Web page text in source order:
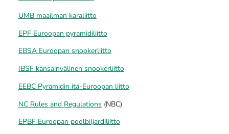
UMB maailman karaliitto
EPF Euroopan pyramidiliitto
EBSA Euroopan snookerliitto
IBSF kansainvälinen snookerliitto
EEBC Pyramidin itä-Euroopan liitto
NC Rules and Regulations (NBC)
EPBF Euroopan poolbiljardiliitto